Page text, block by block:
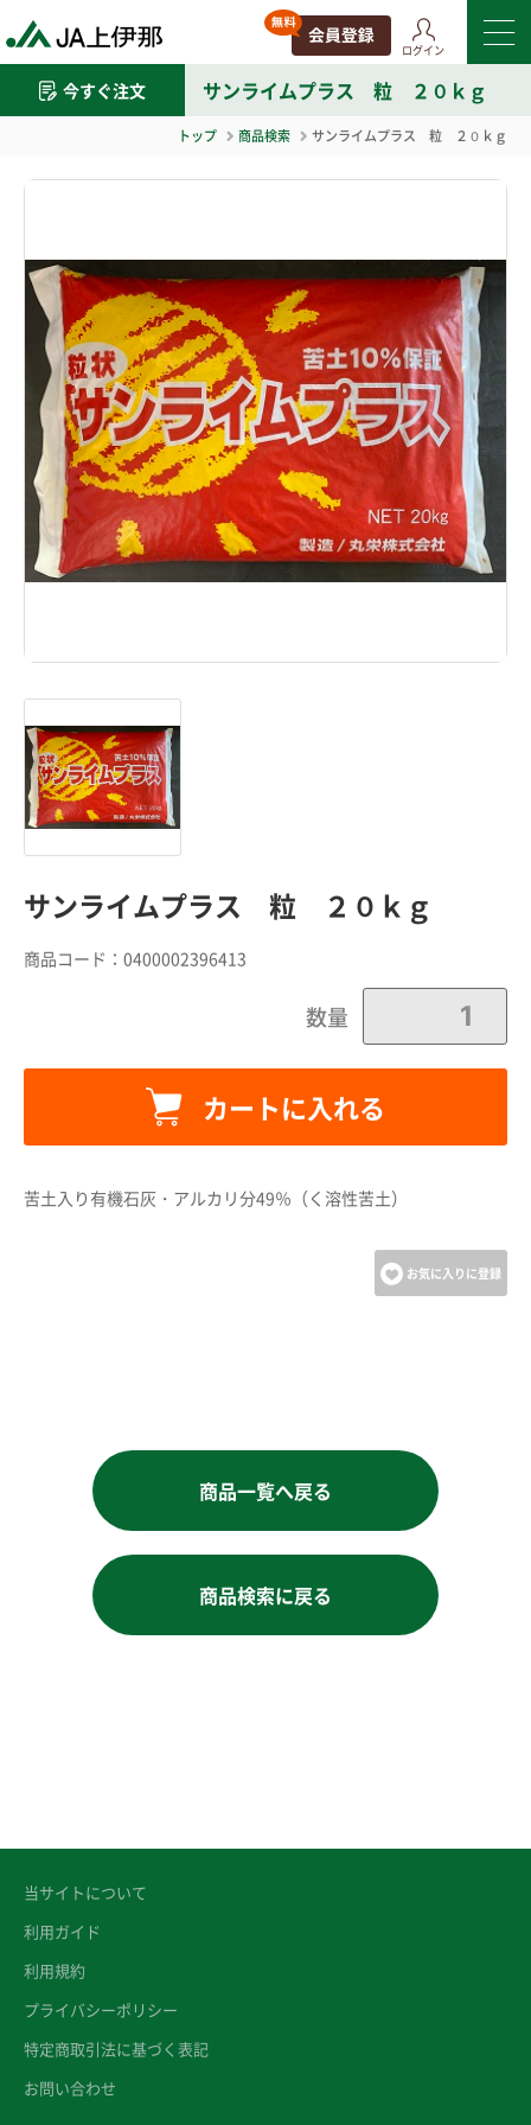
ログイン
今すぐ注文 サンライムプラス 粒 ２０ｋｇ
トップ 商品検索 サンライムプラス 粒 ２０ｋｇ
サンライムプラス 粒 ２０ｋｇ
商品コード： 0400002396413
数量
カートに入れる
カートに追加しました。
お買い物を続ける
カートへ進む
苦土入り有機石灰・アルカリ分49％（く溶性苦土）
お気に入りに登録
商品一覧へ戻る
商品検索に戻る
当サイトについて
利用ガイド
利用規約
プライバシーポリシー
特定商取引法に基づく表記
お問い合わせ